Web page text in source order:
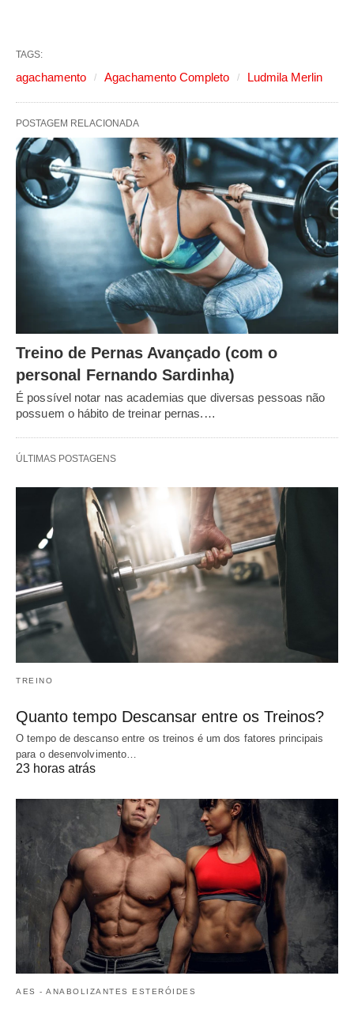
TAGS:
agachamento Agachamento Completo Ludmila Merlin
POSTAGEM RELACIONADA
Treino de Pernas Avançado (com o
personal Fernando Sardinha)
É possível notar nas academias que diversas pessoas não
possuem o hábito de treinar pernas.…
ÚLTIMAS POSTAGENS
TREINO
Quanto tempo Descansar entre os Treinos?
O tempo de descanso entre os treinos é um dos fatores principais
para o desenvolvimento…
23 horas atrás
AES - ANABOLIZANTES ESTERÓIDES